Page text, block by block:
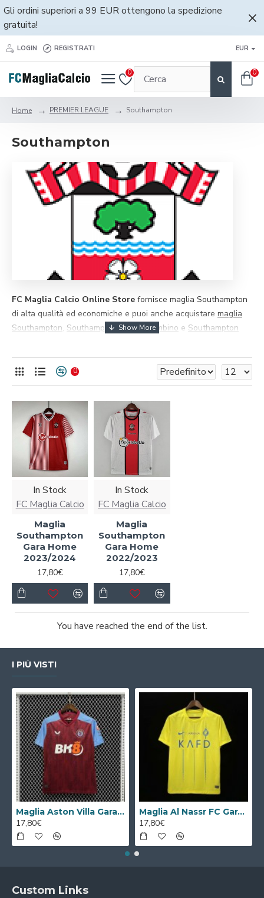
Gli ordini superiori a 99 EUR ottengono la spedizione
gratuita!
LOGIN REGISTRATI EUR
0 0
Home PREMIER LEAGUE Southampton
Southampton
FC Maglia Calcio Online Store fornisce maglia Southampton ​​
di alta qualità ed economiche e puoi anche acquistare maglia
Southampton, Southampton maglia bambino e Southampton
possono essere personalizzati. Saremo responsabili di ogni
prodotto acquistato.
0
In Stock
FC Maglia Calcio
Maglia
Southampton
Gara Home
2023/2024
17,80€
In Stock
FC Maglia Calcio
Maglia
Southampton
Gara Home
2022/2023
17,80€
You have reached the end of the list.
I PIÙ VISTI
Maglia Aston Villa Gara Home 2023/2024
17,80€
Maglia Al Nassr FC Gara Home 2023/2024
17,80€
Custom Links